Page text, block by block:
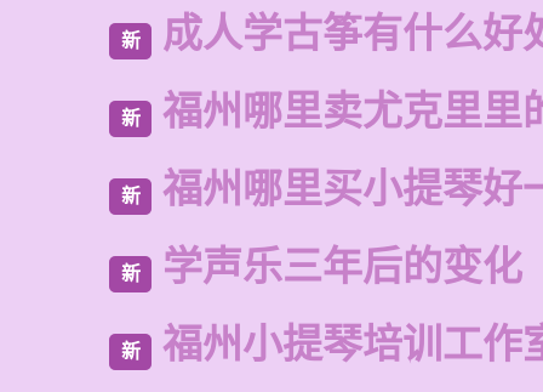
新 成人学古筝有什么好
新 福州哪里卖尤克里里
新 福州哪里买小提琴好
新 学声乐三年后的变化
新 福州小提琴培训工作